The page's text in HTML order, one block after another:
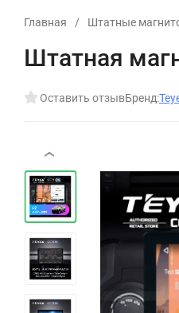
Главная / Штатные
Штатная
Оставить отзывБренд:
‹